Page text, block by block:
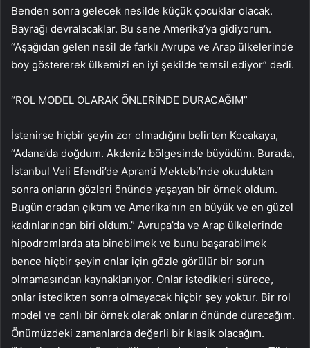
Benden sonra gelecek nesilde küçük çocuklar olacak.
Bayrağı devralacaklar. Bu sene Amerika’ya gidiyorum.
“Aşağıdan gelen nesil de farklı Avrupa ve Arap ülkelerinde
boy göstererek ülkemizi en iyi şekilde temsil ediyor” dedi.
“ROL MODEL OLARAK ÖNLERİNDE DURACAĞIM”
İstenirse hiçbir şeyin zor olmadığını belirten Kocakaya,
“Adana’da doğdum. Akdeniz bölgesinde büyüdüm. Burada,
İstanbul Veli Efendi’de Apranti Mektebi’nde okuduktan
sonra onların gözleri önünde yaşayan bir örnek oldum.
Bugün oradan çıktım ve Amerika’nın en büyük ve en güzel
kadınlarından biri oldum.” Avrupa’da ve Arap ülkelerinde
hipodromlarda ata binebilmek ve bunu başarabilmek
bence hiçbir şeyin onlar için gözle görülür bir sorun
olmamasından kaynaklanıyor. Onlar istedikleri sürece,
onlar istedikten sonra olmayacak hiçbir şey yoktur. Bir rol
model ve canlı bir örnek olarak onların önünde duracağım.
Önümüzdeki zamanlarda değerli bir klasik olacağım.